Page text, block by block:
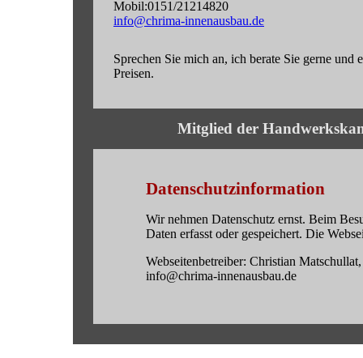
Mobil:0151/21214820
info@chrima-innenausbau.de
Sprechen Sie mich an, ich berate Sie gerne
Preisen.
Mitglied der
Datenschutzinformation
Wir nehmen Datenschutz ernst. Beim
Daten erfasst oder gespeichert. Die
Webseitenbetreiber: Christian
info@chrima-innenausbau.de